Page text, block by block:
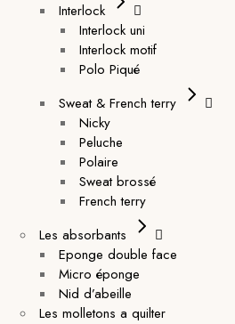
Interlock
Interlock uni
Interlock motif
Polo Piqué
Sweat & French terry
Nicky
Peluche
Polaire
Sweat brossé
French terry
Les absorbants
Eponge double face
Micro éponge
Nid d’abeille
Les molletons a quilter